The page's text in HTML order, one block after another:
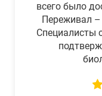
всего было
Переживал –
Специалисты